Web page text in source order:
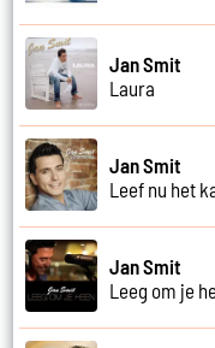
Jan Smit
Laura
Jan Smit
Leef nu het
Jan Smit
Leeg om je